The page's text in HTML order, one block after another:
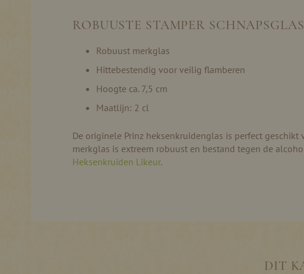
afbeeldingen-ROBUUSTE STAMPER
Robuust merkglas
Hittebestendig voor veilig flamberen
Hoogte ca. 7,5 cm
Maatlijn: 2 cl
De originele Prinz heksenkruidenglas is perfect
merkglas is extreem robuust en bestand tegen de
Heksenkruiden Likeur.
DIT